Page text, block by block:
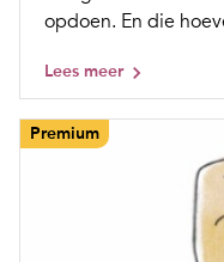
opdoen. En die
Lees meer
Premium